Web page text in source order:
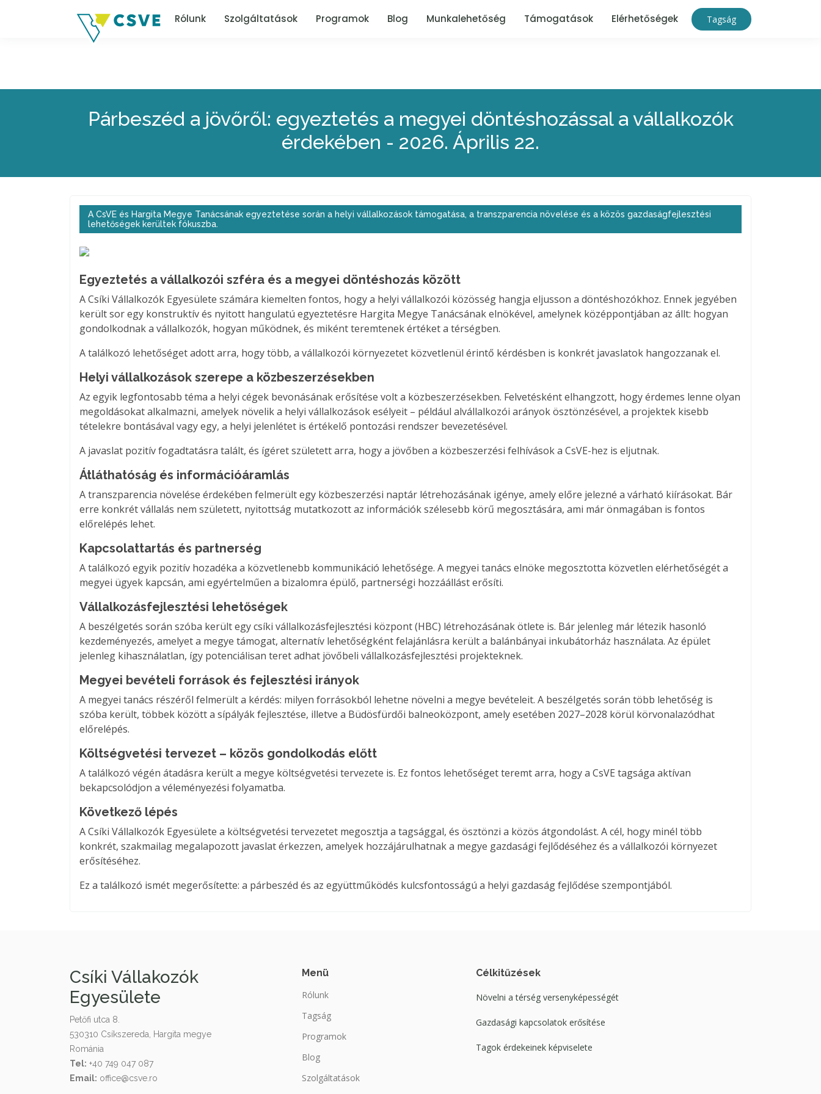
Rólunk Szolgáltatások Programok Blog Munkalehetőség Támogatások Elérhetőségek Tagság
Párbeszéd a jövőről: egyeztetés a megyei döntéshozással a vállalkozók
érdekében - 2026. Április 22.
A CsVE és Hargita Megye Tanácsának egyeztetése során a helyi vállalkozások támogatása, a transzparencia növelése és a közös gazdaságfejlesztési
lehetőségek kerültek fókuszba.
Egyeztetés a vállalkozói szféra és a megyei döntéshozás között
A Csíki Vállalkozók Egyesülete számára kiemelten fontos, hogy a helyi vállalkozói közösség hangja eljusson a döntéshozókhoz. Ennek jegyében
került sor egy konstruktív és nyitott hangulatú egyeztetésre Hargita Megye Tanácsának elnökével, amelynek középpontjában az állt: hogyan
gondolkodnak a vállalkozók, hogyan működnek, és miként teremtenek értéket a térségben.
A találkozó lehetőséget adott arra, hogy több, a vállalkozói környezetet közvetlenül érintő kérdésben is konkrét javaslatok hangozzanak el.
Helyi vállalkozások szerepe a közbeszerzésekben
Az egyik legfontosabb téma a helyi cégek bevonásának erősítése volt a közbeszerzésekben. Felvetésként elhangzott, hogy érdemes lenne olyan
megoldásokat alkalmazni, amelyek növelik a helyi vállalkozások esélyeit – például alvállalkozói arányok ösztönzésével, a projektek kisebb
tételekre bontásával vagy egy, a helyi jelenlétet is értékelő pontozási rendszer bevezetésével.
A javaslat pozitív fogadtatásra talált, és ígéret született arra, hogy a jövőben a közbeszerzési felhívások a CsVE-hez is eljutnak.
Átláthatóság és információáramlás
A transzparencia növelése érdekében felmerült egy közbeszerzési naptár létrehozásának igénye, amely előre jelezné a várható kiírásokat. Bár
erre konkrét vállalás nem született, nyitottság mutatkozott az információk szélesebb körű megosztására, ami már önmagában is fontos
előrelépés lehet.
Kapcsolattartás és partnerség
A találkozó egyik pozitív hozadéka a közvetlenebb kommunikáció lehetősége. A megyei tanács elnöke megosztotta közvetlen elérhetőségét a
megyei ügyek kapcsán, ami egyértelműen a bizalomra épülő, partnerségi hozzáállást erősíti.
Vállalkozásfejlesztési lehetőségek
A beszélgetés során szóba került egy csíki vállalkozásfejlesztési központ (HBC) létrehozásának ötlete is. Bár jelenleg már létezik hasonló
kezdeményezés, amelyet a megye támogat, alternatív lehetőségként felajánlásra került a balánbányai inkubátorház használata. Az épület
jelenleg kihasználatlan, így potenciálisan teret adhat jövőbeli vállalkozásfejlesztési projekteknek.
Megyei bevételi források és fejlesztési irányok
A megyei tanács részéről felmerült a kérdés: milyen forrásokból lehetne növelni a megye bevételeit. A beszélgetés során több lehetőség is
szóba került, többek között a sípályák fejlesztése, illetve a Büdösfürdői balneoközpont, amely esetében 2027–2028 körül körvonalazódhat
előrelépés.
Költségvetési tervezet – közös gondolkodás előtt
A találkozó végén átadásra került a megye költségvetési tervezete is. Ez fontos lehetőséget teremt arra, hogy a CsVE tagsága aktívan
bekapcsolódjon a véleményezési folyamatba.
Következő lépés
A Csíki Vállalkozók Egyesülete a költségvetési tervezetet megosztja a tagsággal, és ösztönzi a közös átgondolást. A cél, hogy minél több
konkrét, szakmailag megalapozott javaslat érkezzen, amelyek hozzájárulhatnak a megye gazdasági fejlődéséhez és a vállalkozói környezet
erősítéséhez.
Ez a találkozó ismét megerősítette: a párbeszéd és az együttműködés kulcsfontosságú a helyi gazdaság fejlődése szempontjából.
Csíki Vállakozók
Egyesülete
Petőfi utca 8.
530310 Csíkszereda, Hargita megye
Románia
Tel: +40 749 047 087
Email: office@csve.ro
Menü
Rólunk
Tagság
Programok
Blog
Szolgáltatások
Célkitűzések
Növelni a térség versenyképességét
Gazdasági kapcsolatok erősítése
Tagok érdekeinek képviselete